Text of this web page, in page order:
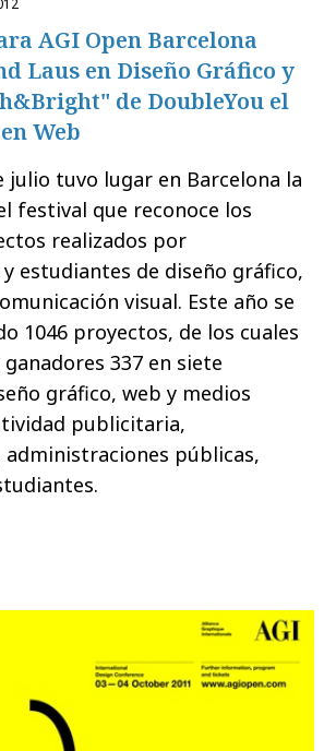
AGI Open Barcelona
Laus en Diseño Gráfico y
de DoubleYou el
Web
julio tuvo lugar en Barcelona la
festival que reconoce los
realizados por
y estudiantes de diseño gráfico,
visual. Este año se
1046 proyectos, de los cuales
337 en siete
gráfico, web y medios
publicitaria,
administraciones públicas,